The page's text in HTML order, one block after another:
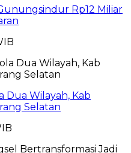
Rp12 Miliar
Dua Wilayah, Kab
Selatan